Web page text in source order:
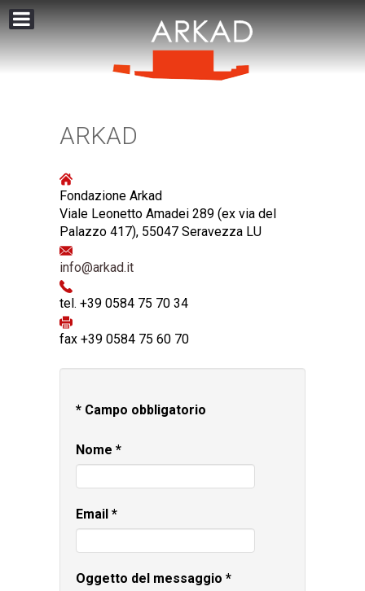
ARKAD
Fondazione Arkad
Viale Leonetto Amadei 289 (ex via del
Palazzo 417), 55047 Seravezza LU
info@arkad.it
tel. +39 0584 75 70 34
fax +39 0584 75 60 70
* Campo obbligatorio
Nome *
Email *
Oggetto del messaggio *